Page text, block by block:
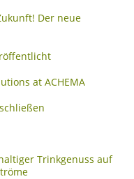
Der neue
at ACHEMA
Trinkgenuss auf